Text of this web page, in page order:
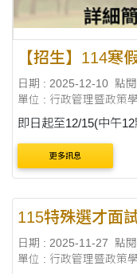
【招生】114寒
日期 : 2025-12-10 點
單位 : 行政管理暨政策
即日起至12/15(中午12
更多訊息
115特殊選才面
日期 : 2025-11-27
點
單位 : 行政管理暨政策